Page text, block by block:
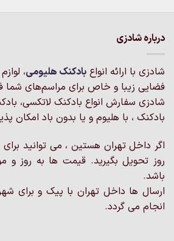
گزینه
ها
ممکن
است
در
محصول
انتخاب
شوند
درباره شادزی
شادزی با ارائه انواع بادکنک‌ هلیومی،
فضایی زیبا و خاص برای مراسم‌های شما
شادزی سفارش انواع بادکنک لاتکسی،
بادکنک ، با هلیوم و یا بدون باد امکان
روز تحویل بگیرید. قیمت ها به روز
باشد.
ارسال ها داخل تهران با پیک و برای
انجام می گردد.